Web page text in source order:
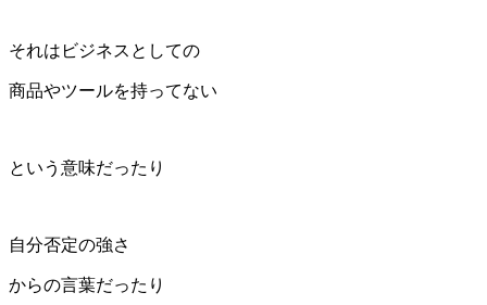
それはビジネスとしての
商品やツールを持ってない
という意味だったり
自分否定の強さ
からの言葉だったり